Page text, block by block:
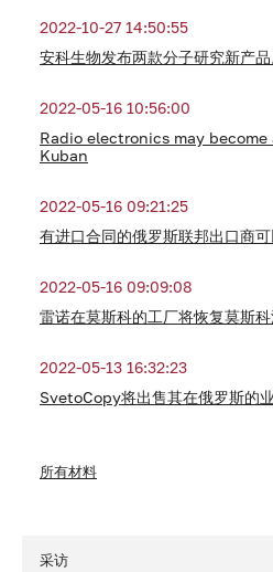
2022-10-27 14:50:55
安科生物发布两款分子研究新产品
2022-05-16 10:56:00
Radio electronics may
Kuban
2022-05-16 09:21:25
有进口合同的俄罗斯联邦出口商
2022-05-16 09:09:08
雷诺在莫斯科的工厂将恢复莫斯
2022-05-13 16:32:23
SvetoCopy将出售其在俄罗斯的
所有材料
采访